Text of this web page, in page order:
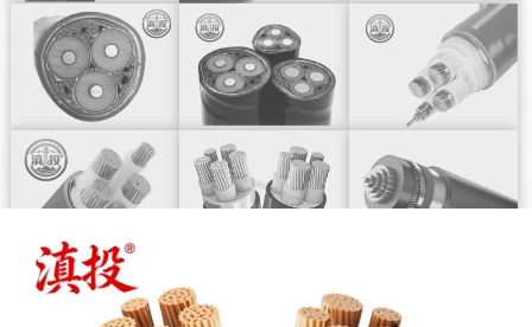
详
情
详
情
详
情
查
看
详
情
查
看
详
情
查
情
查
看
详
查 查